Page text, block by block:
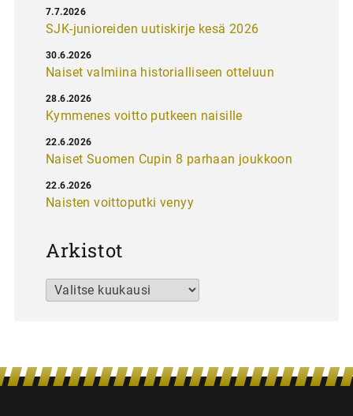
SJK-junioreiden uutiskirje kesä 2026
7.7.2026
Naiset valmiina historialliseen otteluun
30.6.2026
Kymmenes voitto putkeen naisille
28.6.2026
Naiset Suomen Cupin 8 parhaan joukkoon
22.6.2026
Naisten voittoputki venyy
22.6.2026
Arkistot
Arkistot